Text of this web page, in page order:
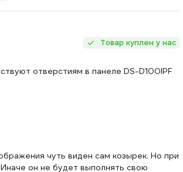
Товар куплен у нас
отверстиям в панеле DS-D100IPF
чуть виден сам козырек. Но при
он не будет выполнять свою